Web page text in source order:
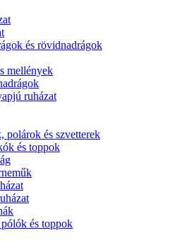
és rövidnadrágok
mellények
ruházat
polárok és szvetterek
és toppok
és toppok